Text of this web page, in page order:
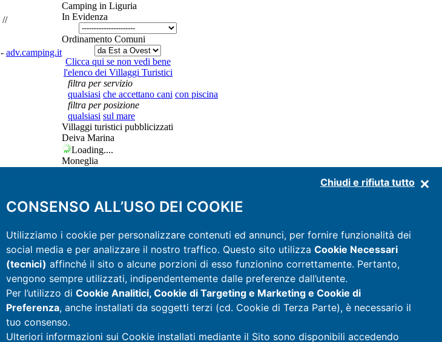
Chiudi e rifiuta tutto
CONSENSO ALL’USO DEI COOKIE
Utilizziamo i cookie per personalizzare contenuti ed annunci, per fornire funzionalità dei
social media e per analizzare il nostro traffico. Questo sito utilizza Cookie Necessari
(tecnici) affinché il sito o alcune porzioni di esso funzionino correttamente. Pertanto,
vengono sempre utilizzati, indipendentemente dalle preferenze dall’utente.
Per l’utilizzo di Cookie Analitici, Cookie di Targeting e Marketing e Cookie di
Preferenza, anche installati da soggetti terzi (cd. Cookie di Terza Parte), è necessario il
tuo consenso.
Ulteriori informazioni sui Cookie installati mediante il Sito sono disponibili accedendo
Camping in Liguria
In Evidenza
Ordinamento Comuni
Clicca qui se non vedi bene
l'elenco dei Villaggi Turistici
filtra per servizio
qualsiasi che accettano cani con piscina
filtra per posizione
qualsiasi sul mare
Villaggi turistici pubblicizzati
Deiva Marina
Loading....
Moneglia
San Bartolomeo al Mare
//
- adv.camping.it